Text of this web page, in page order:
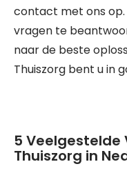
contact met ons
vragen te
naar de beste
Thuiszorg bent u in
5 Veelgestelde
Thuiszorg in